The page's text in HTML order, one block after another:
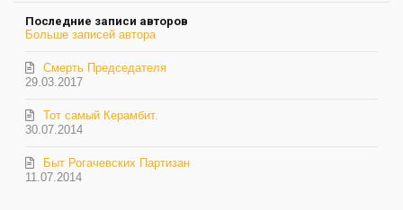
автора
Последние записи авторов
Больше записей автора
29.03.2017
Смерть Председателя
30.07.2014
Тот самый Керамбит.
11.07.2014
Быт Рогачевских Партизан